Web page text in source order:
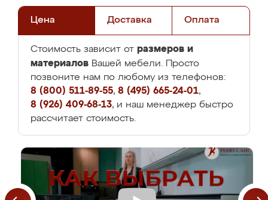
Цена Доставка Оплата
Стоимость зависит от размеров и
материалов Вашей мебели. Просто
позвоните нам по любому из телефонов:
8 (800) 511-89-55, 8 (495) 665-24-01,
8 (926) 409-68-13, и наш менеджер быстро
рассчитает стоимость.